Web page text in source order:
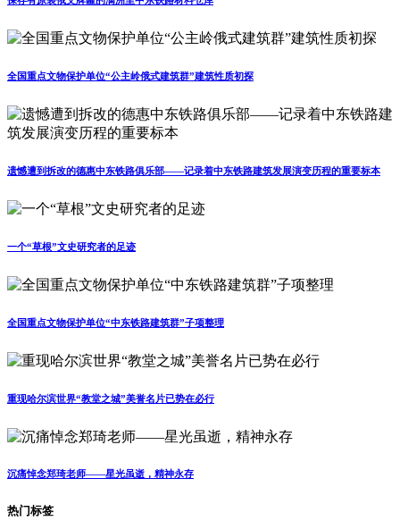
全国重点文物保护单位“公主岭俄式建筑群”建筑性质初探
遗憾遭到拆改的德惠中东铁路俱乐部——记录着中东铁路建筑发展演变历程的重要标本
一个“草根”文史研究者的足迹
全国重点文物保护单位“中东铁路建筑群”子项整理
重现哈尔滨世界“教堂之城”美誉名片已势在必行
沉痛悼念郑琦老师——星光虽逝，精神永存
热门标签